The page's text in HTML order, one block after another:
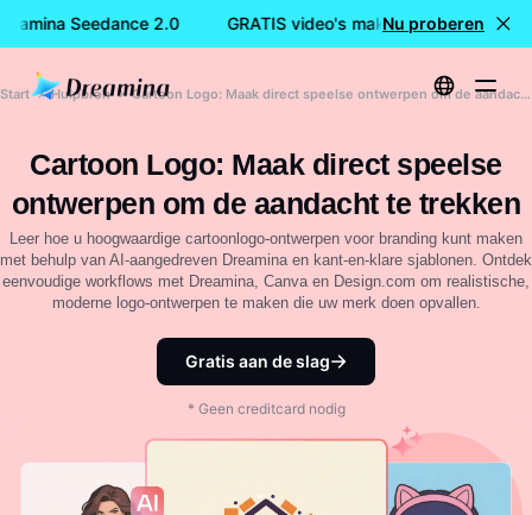
Seedance 2.0 GRATIS video's maken met Dreamina
Nu proberen
Start Hulpbron Cartoon Logo: Maak direct speelse ontwerpen om de aandacht te trekken
Cartoon Logo: Maak direct speelse
ontwerpen om de aandacht te trekken
Leer hoe u hoogwaardige cartoonlogo-ontwerpen voor branding kunt maken
met behulp van AI-aangedreven Dreamina en kant-en-klare sjablonen. Ontdek
eenvoudige workflows met Dreamina, Canva en Design.com om realistische,
moderne logo-ontwerpen te maken die uw merk doen opvallen.
Gratis aan de slag
* Geen creditcard nodig